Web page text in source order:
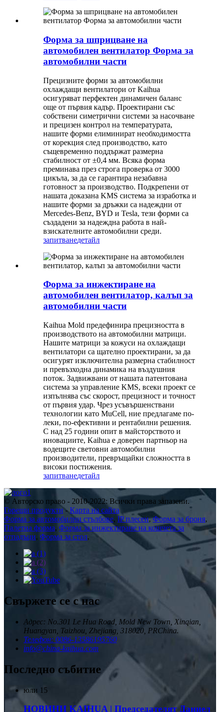
Форма за шприцване на
автомобилен вентилатор Форма за
автомобилни части
Прецизните форми за автомобилни
охлаждащи вентилатори от Kaihua
осигуряват перфектен динамичен баланс
още от първия кадър. Проектирани със
собствени симетрични системи за насочване
и прецизен контрол на температурата,
нашите форми елиминират необходимостта
от корекция след производство, като
същевременно поддържат размерна
стабилност от ±0,4 мм. Всяка форма
преминава през строга проверка от 3000
цикъла, за да се гарантира незабавна
готовност за производство. Подкрепени от
нашата доказана KMS система за изработка и
нашите форми за дръжки са надеждни от
Mercedes-Benz, BYD и Tesla, тези форми са
създадени за надеждна работа в най-
взискателните автомобилни среди.
запитванедетайл
Форма за инжектиране на
автомобилен вентилатор, калъп за
автомобилни части
Kaihua Mold предефинира прецизността в
производството на автомобилни матрици.
Нашите матрици за кожуси на охлаждащи
вентилатори са щателно проектирани, за да
осигурят изключителна размерна стабилност
и превъзходна динамика на въздушния
поток. Задвижвани от нашата патентована
система за управление KMS, всеки проект се
изпълнява със скорост, прецизност и точност
от първия удар. Чрез усъвършенствани
технологии като MuCell, ние предлагаме по-
леки, по-ефективни и рентабилни решения.
С над 25 години опит в майсторството и
иновациите, Kaihua е доверен партньор на
водещите световни автомобилни
производители, превръщайки сложността в
високи постижения.
запитванедетайл
© Авторско право - 2010-2022: Всички права запазени.
Горещи продукти-Карта на сайта
Форма за автомобилни стълбове, IP плесен,Форма за броня,
Палетна форма, Форма за инжектиране на кошчета за
отпадъци, Форма за стол,
Свържете се с нас
Адрес: No.301 Le Hua Road, Mold New Town, Xinqian,
Huangyan, Taizhou, Zhejiang, 318020, PRChina.
Телефон: 0086-13586195760
info@china-kaihua.com
Последно събитие
юли 15
НОВИНИ KAIHUA | Председателят Даниел